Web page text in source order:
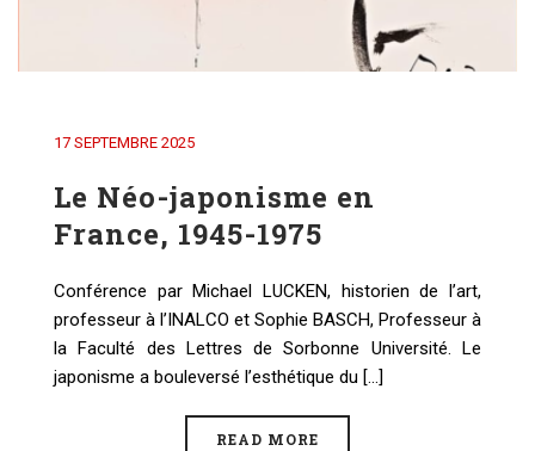
17 SEPTEMBRE 2025
Le Néo-japonisme en
France, 1945-1975
Conférence par Michael LUCKEN, historien de l’art,
professeur à l’INALCO et Sophie BASCH, Professeur à
la Faculté des Lettres de Sorbonne Université. Le
japonisme a bouleversé l’esthétique du [...]
READ MORE